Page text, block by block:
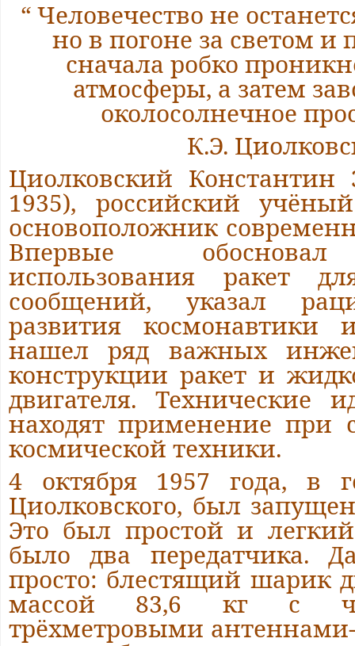
“ Человечество не
но в погоне за светом и
сначала робко
атмосферы, а затем
околосолнечное
К.Э.
Циолковский Константин
1935), российский
основоположник
Впервые
использования ракет
сообщений, указал
развития космонавтики
нашел ряд важных
конструкции ракет и
двигателя. Технические
находят применение при
космической техники.
4 октября 1957 года, в
Циолковского, был
Это был простой и
было два передатчика.
просто: блестящий шарик
массой 83,6 кг с
трёхметровыми